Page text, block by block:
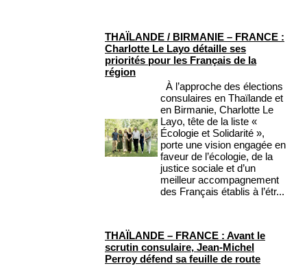
THAÏLANDE / BIRMANIE – FRANCE :
Charlotte Le Layo détaille ses
priorités pour les Français de la
région
À l’approche des élections
consulaires en Thaïlande et
en Birmanie, Charlotte Le
Layo, tête de la liste «
Écologie et Solidarité »,
porte une vision engagée en
faveur de l’écologie, de la
justice sociale et d’un
meilleur accompagnement
des Français établis à l’étr...
THAÏLANDE – FRANCE : Avant le
scrutin consulaire, Jean-Michel
Perroy défend sa feuille de route